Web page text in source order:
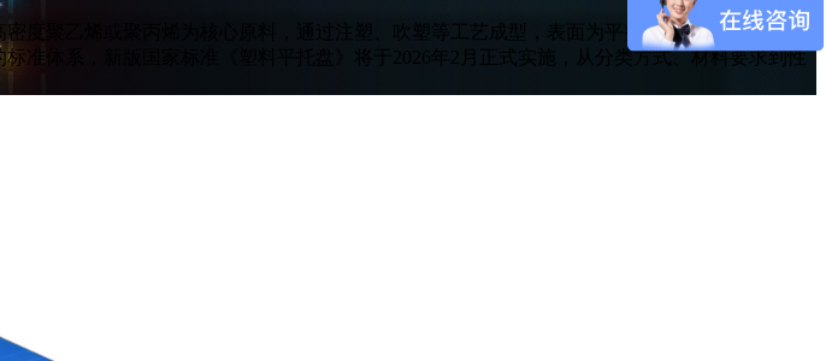
度聚乙烯或聚丙烯为核心原料，通过注塑、吹塑等工艺成型，表面为平整的平板设计，支持两
准体系，新版国家标准《塑料平托盘》将于2026年2月正式实施，从分类方式、材料要求到性